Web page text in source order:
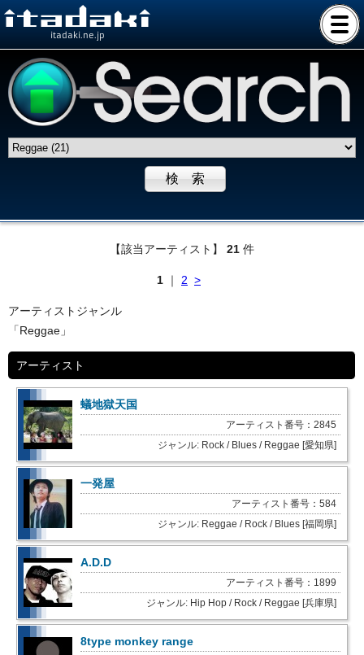
itadaki.ne.jp
【該当アーティスト】 21 件
1 ｜ 2 >
アーティストジャンル
「Reggae」
アーティスト
蟻地獄天国
アーティスト番号：2845
ジャンル: Rock / Blues / Reggae [愛知県]
一発屋
アーティスト番号：584
ジャンル: Reggae / Rock / Blues [福岡県]
A.D.D
アーティスト番号：1899
ジャンル: Hip Hop / Rock / Reggae [兵庫県]
8type monkey range